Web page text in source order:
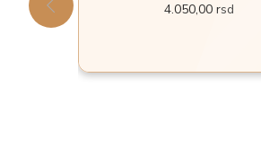
4.050,00 rsd